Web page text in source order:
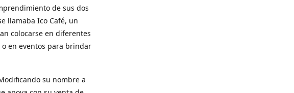
de sus dos
llamaba Ico Café, un
colocarse en diferentes
en eventos para brindar
su nombre a